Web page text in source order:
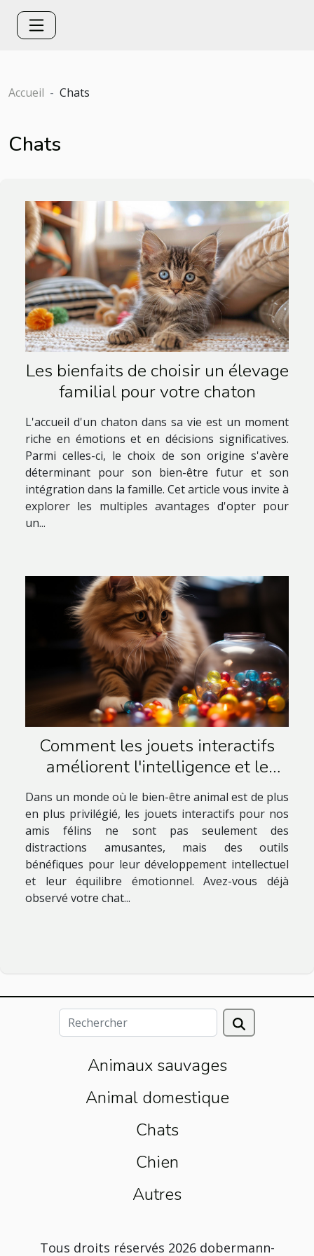
Accueil Chats
Chats
Les bienfaits de choisir un élevage
familial pour votre chaton
L'accueil d'un chaton dans sa vie est un moment
riche en émotions et en décisions significatives.
Parmi celles-ci, le choix de son origine s'avère
déterminant pour son bien-être futur et son
intégration dans la famille. Cet article vous invite à
explorer les multiples avantages d'opter pour
un...
Comment les jouets interactifs
améliorent l'intelligence et le
bien-être des chats domestiques
Dans un monde où le bien-être animal est de plus
en plus privilégié, les jouets interactifs pour nos
amis félins ne sont pas seulement des
distractions amusantes, mais des outils
bénéfiques pour leur développement intellectuel
et leur équilibre émotionnel. Avez-vous déjà
observé votre chat...
Animaux sauvages
Animal domestique
Chats
Chien
Autres
Tous droits réservés 2026 dobermann-